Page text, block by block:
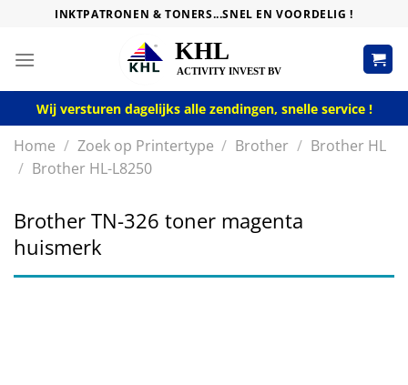
content
INKTPATRONEN & TONERS...SNEL EN VOORDELIG !
Wij versturen dagelijks alle zendingen, snelle service !
Home / Zoek op Printertype / Brother / Brother HL
/ Brother HL-L8250
Brother TN-326 toner magenta
huismerk